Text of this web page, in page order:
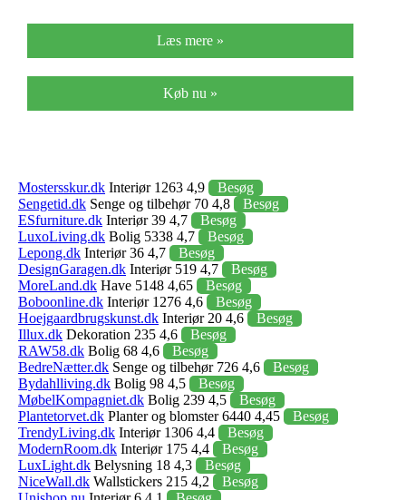
Læs mere »
Køb nu »
Mostersskur.dk Interiør 1263 4,9
Besøg
Sengetid.dk Senge og tilbehør 70 4,8
Besøg
ESfurniture.dk Interiør 39 4,7
Besøg
LuxoLiving.dk Bolig 5338 4,7
Besøg
Lepong.dk Interiør 36 4,7
Besøg
DesignGaragen.dk Interiør 519 4,7
Besøg
MoreLand.dk Have 5148 4,65
Besøg
Boboonline.dk Interiør 1276 4,6
Besøg
Hoejgaardbrugskunst.dk Interiør 20 4,6
Besøg
Illux.dk Dekoration 235 4,6
Besøg
RAW58.dk Bolig 68 4,6
Besøg
BedreNætter.dk Senge og tilbehør 726 4,6
Besøg
Bydahlliving.dk Bolig 98 4,5
Besøg
MøbelKompagniet.dk Bolig 239 4,5
Besøg
Plantetorvet.dk Planter og blomster 6440 4,45
Besøg
TrendyLiving.dk Interiør 1306 4,4
Besøg
ModernRoom.dk Interiør 175 4,4
Besøg
LuxLight.dk Belysning 18 4,3
Besøg
NiceWall.dk Wallstickers 215 4,2
Besøg